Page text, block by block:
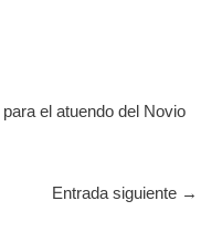
el atuendo del Novio
Entrada siguiente →